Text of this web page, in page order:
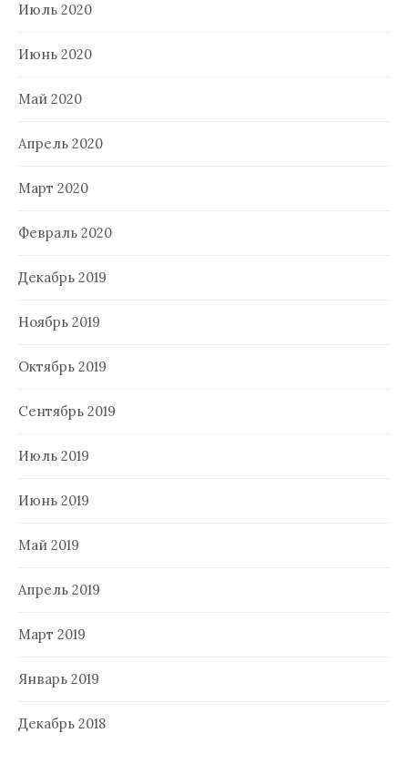
Июль 2020
Июнь 2020
Май 2020
Апрель 2020
Март 2020
Февраль 2020
Декабрь 2019
Ноябрь 2019
Октябрь 2019
Сентябрь 2019
Июль 2019
Июнь 2019
Май 2019
Апрель 2019
Март 2019
Январь 2019
Декабрь 2018